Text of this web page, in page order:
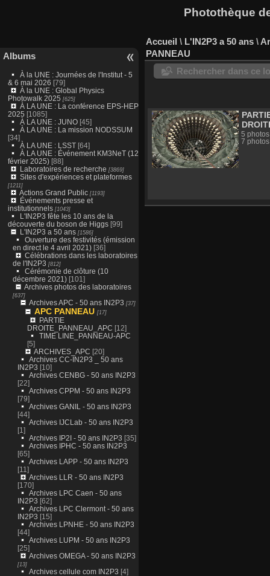
Photothèque
Albums
À la UNE : Journées de l'Institut - 5
& 6 mai 2026 [79]
À la UNE : Global Physics
Photowalk 2025 [625]
À LA UNE : La conférence EPS-HEP
2025 [1085]
À LA UNE : JUNO [45]
À LA UNE : La mission NODSSUM
[34]
À LA UNE : LSST[64]
À LA UNE : Événement KM3NeT (12
février 2025)[88]
Laboratoires de recherche [3869]
Sites d'expériences et plateformes
[1211]
Actions Grand Public[1193]
Événements presse et
institutionnels[1043]
L'IN2P3 fête les 10 ans de la
découverte du boson de Higgs[99]
L'IN2P3 a 50 ans[1586]
Ouverture des festivités (émission
en direct le 4 avril 2021)[36]
Célébrations dans les laboratoires
de l'IN2P3 [812]
Cérémonie de clôture (10
décembre 2021)[101]
Archives photos des laboratoires
[637]
Archives APC - 50 ans IN2P3 [37]
APC PANNEAU [17]
PARTIE
DROITE_PANNEAU_APC [12]
TIME LINE_PANNEAU-APC
[5]
ARCHIVES_APC [20]
Archives CC-IN2P3 _ 50 ans
IN2P3 [10]
Archives CENBG - 50 ans IN2P3
[22]
Archives CPPM - 50 ans IN2P3
[79]
Archives GANIL - 50 ans IN2P3
[44]
Archives IJCLab - 50 ans IN2P3
[1]
Archives IP2I - 50 ans IN2P3 [35]
Archives IPHC - 50 ans IN2P3
[65]
Archives LAPP - 50 ans IN2P3
[11]
Archives LLR - 50 ans IN2P3
[170]
Archives LPC Caen - 50 ans
IN2P3 [62]
Archives LPC Clermont - 50 ans
IN2P3 [15]
Archives LPNHE - 50 ans IN2P3
[44]
Archives LUPM - 50 ans IN2P3
[25]
Archives OMEGA - 50 ans IN2P3
[13]
Archives cellule com IN2P3 [4]
Accueil \ L'IN2P3 a 50 ans \
PANNEAU
Rechercher dans ce
5 photos
7